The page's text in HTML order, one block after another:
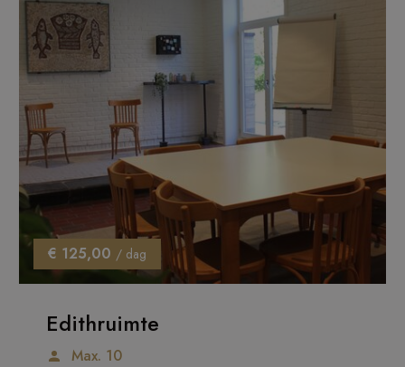
€ 125,00 / dag
Edithruimte
Max. 10